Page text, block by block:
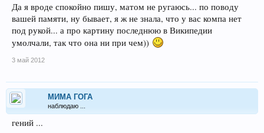
Да я вроде спокойно пишу, матом не ругаюсь... по поводу
вашей памяти, ну бывает, я ж не знала, что у вас компа нет
под рукой... а про картину последнюю в Википедии
умолчали, так что она ни при чем))
3 май 2012
МИМА ГОГА
наблюдаю ...
гений ...